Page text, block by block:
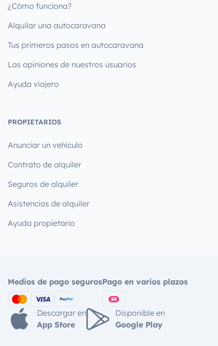
¿Cómo funciona?
Alquilar una autocaravana
Tus primeros pasos en autocaravana
Las opiniones de nuestros usuarios
Ayuda viajero
PROPIETARIOS
Anunciar un vehículo
Contrato de alquiler
Seguros de alquiler
Asistencias de alquiler
Ayuda propietario
Medios de pago segurosPago en varios plazos
Descargar en
App Store
Disponible en
Google Play